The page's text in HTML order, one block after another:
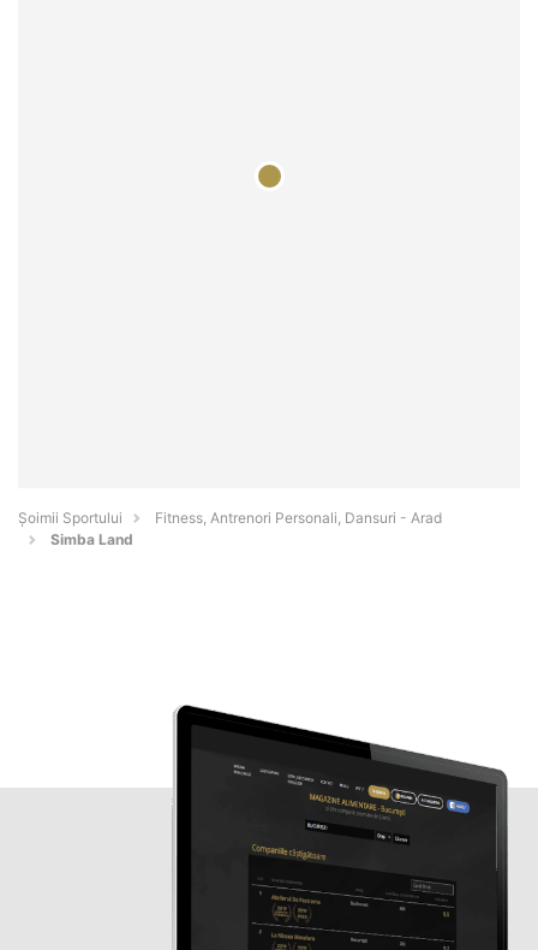
Șoimii Sportului
Fitness, Antrenori Personali, Dansuri - Arad
Simba Land